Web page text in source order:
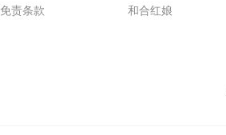
免责条款
和合红娘